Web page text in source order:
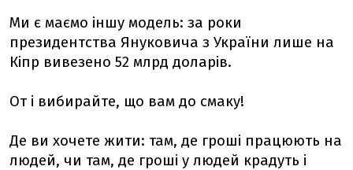
Ми є маємо іншу модель: за роки
президентства Януковича з України лише на
Кіпр вивезено 52 млрд доларів.
От і вибирайте, що вам до смаку!
Де ви хочете жити: там, де гроші працюють на
людей, чи там, де гроші у людей крадуть і